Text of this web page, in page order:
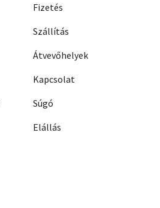
Fizetés
Szállítás
Átvevőhelyek
Kapcsolat
Súgó
Elállás